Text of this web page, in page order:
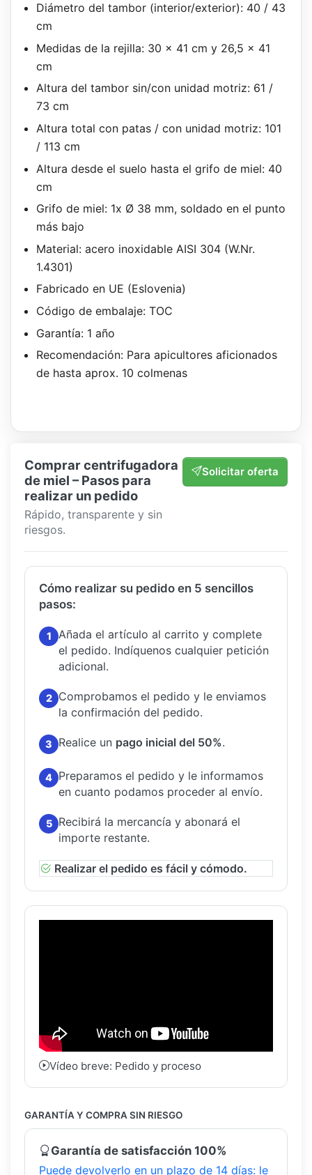
Diámetro del tambor (interior/exterior): 40 / 43
cm
Medidas de la rejilla: 30 x 41 cm y 26,5 x 41
cm
Altura del tambor sin/con unidad motriz: 61 /
73 cm
Altura total con patas / con unidad motriz: 101
/ 113 cm
Altura desde el suelo hasta el grifo de miel: 40
cm
Grifo de miel: 1x Ø 38 mm, soldado en el punto
más bajo
Material: acero inoxidable AISI 304 (W.Nr.
1.4301)
Fabricado en UE (Eslovenia)
Código de embalaje: TOC
Garantía: 1 año
Recomendación: Para apicultores aficionados
de hasta aprox. 10 colmenas
Comprar centrifugadora
de miel – Pasos para
realizar un pedido
Rápido, transparente y sin
riesgos.
Solicitar oferta
Cómo realizar su pedido en 5 sencillos
pasos:
1
Añada el artículo al carrito y complete
el pedido. Indíquenos cualquier petición
adicional.
2
Comprobamos el pedido y le enviamos
la confirmación del pedido.
3 Realice un pago inicial del 50%.
4 Preparamos el pedido y le informamos
en cuanto podamos proceder al envío.
5
Recibirá la mercancía y abonará el
importe restante.
Realizar el pedido es fácil y cómodo.
Vídeo breve: Pedido y proceso
GARANTÍA Y COMPRA SIN RIESGO
Garantía de satisfacción 100%
Puede devolverlo en un plazo de 14 días: le